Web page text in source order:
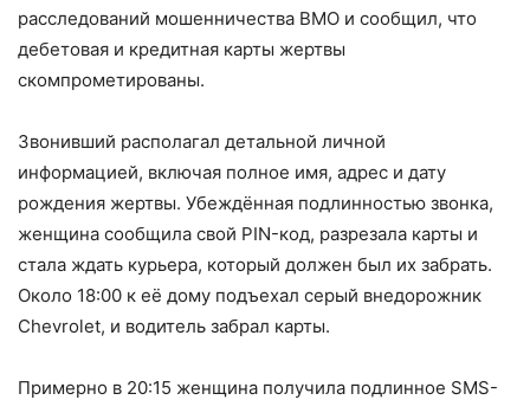
расследований мошенничества BMO и сообщил, что
дебетовая и кредитная карты жертвы
скомпрометированы.
Звонивший располагал детальной личной
информацией, включая полное имя, адрес и дату
рождения жертвы. Убеждённая подлинностью звонка,
женщина сообщила свой PIN-код, разрезала карты и
стала ждать курьера, который должен был их забрать.
Около 18:00 к её дому подъехал серый внедорожник
Chevrolet, и водитель забрал карты.
Примерно в 20:15 женщина получила подлинное SMS-